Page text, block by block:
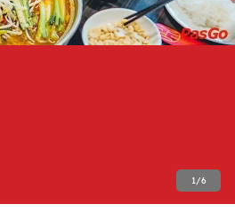
1/6